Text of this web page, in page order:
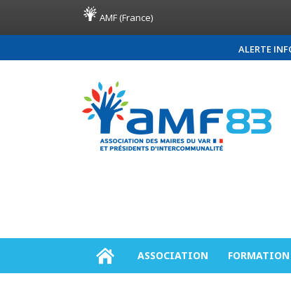
AMF (France)
ALERTE
COMMUNIQUÉ DE
ASSOCIATION FORMATION